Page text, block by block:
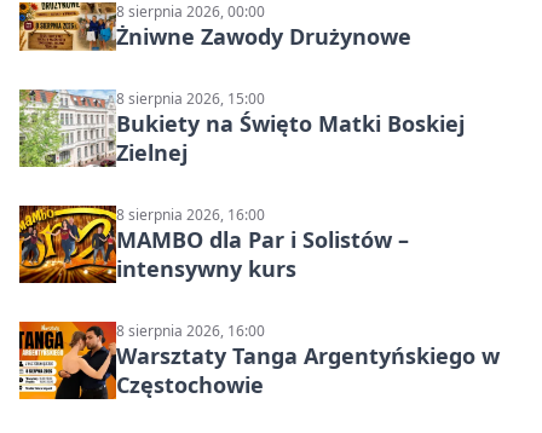
8 sierpnia 2026, 00:00
Żniwne Zawody Drużynowe
8 sierpnia 2026, 15:00
Bukiety na Święto Matki Boskiej
Zielnej
8 sierpnia 2026, 16:00
MAMBO dla Par i Solistów –
intensywny kurs
8 sierpnia 2026, 16:00
Warsztaty Tanga Argentyńskiego w
Częstochowie